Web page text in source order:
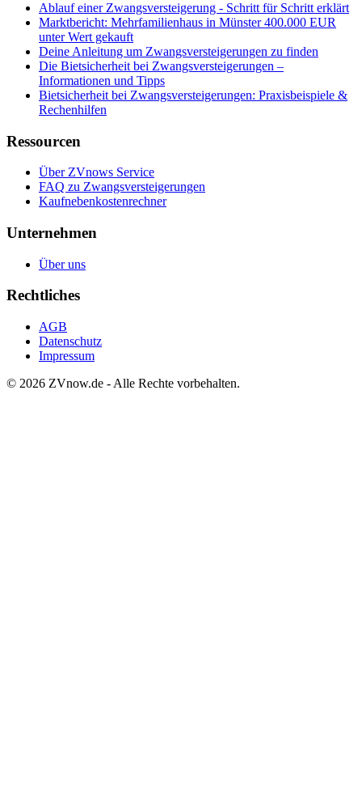
Ablauf einer Zwangsversteigerung - Schritt für Schritt erklärt
Marktbericht: Mehrfamilienhaus in Münster 400.000 EUR
unter Wert gekauft
Deine Anleitung um Zwangsversteigerungen zu finden
Die Bietsicherheit bei Zwangsversteigerungen –
Informationen und Tipps
Bietsicherheit bei Zwangsversteigerungen: Praxisbeispiele &
Rechenhilfen
Ressourcen
Über ZVnows Service
FAQ zu Zwangsversteigerungen
Kaufnebenkostenrechner
Unternehmen
Über uns
Rechtliches
AGB
Datenschutz
Impressum
© 2026 ZVnow.de - Alle Rechte vorbehalten.